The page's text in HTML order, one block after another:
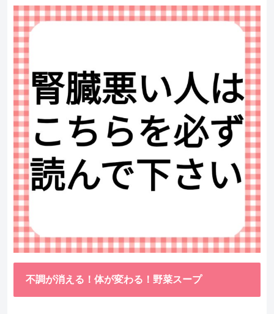
不調が消える！体が変わる！野菜スープ